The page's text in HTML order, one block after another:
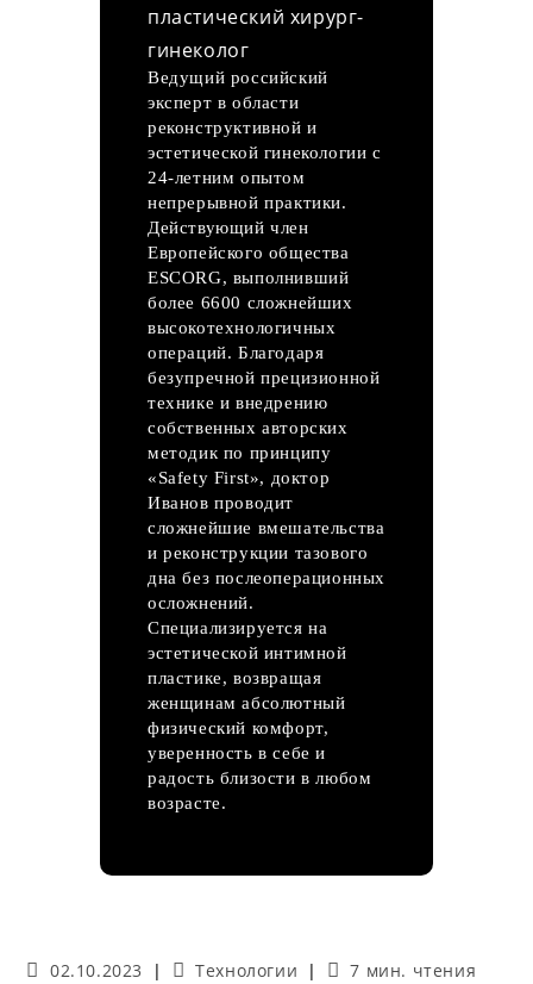
пластический хирург-
гинеколог
Ведущий российский
эксперт в области
реконструктивной и
эстетической гинекологии с
24-летним опытом
непрерывной практики.
Действующий член
Европейского общества
ESCORG, выполнивший
более 6600 сложнейших
высокотехнологичных
операций. Благодаря
безупречной прецизионной
технике и внедрению
собственных авторских
методик по принципу
«Safety First», доктор
Иванов проводит
сложнейшие вмешательства
и реконструкции тазового
дна без послеоперационных
осложнений.
Специализируется на
эстетической интимной
пластике, возвращая
женщинам абсолютный
физический комфорт,
уверенность в себе и
радость близости в любом
возрасте.
Запись
02.10.2023
Рубрика
Технологии
Время
7 мин. чтения